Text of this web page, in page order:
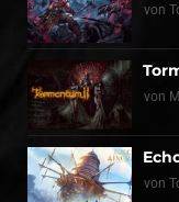
von
von
von